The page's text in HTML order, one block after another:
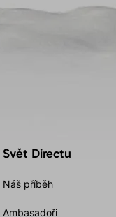
Svět Directu
Náš příběh
Ambasadoři